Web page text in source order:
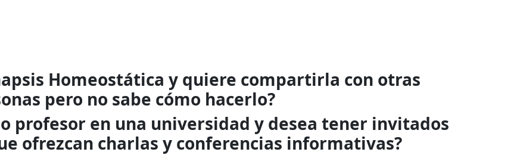
Homeostática y quiere compartirla con otras
pero no sabe cómo hacerlo?
profesor en una universidad y desea tener invitados
ofrezcan charlas y conferencias informativas?